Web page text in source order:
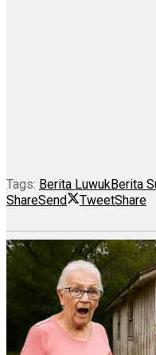
Tags: Berita LuwukBerita
ShareSend TweetShare